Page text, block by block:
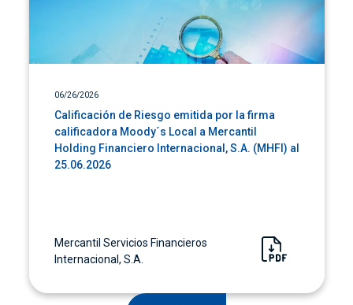
06/26/2026
Calificación de Riesgo emitida por la firma
calificadora Moody´s Local a Mercantil
Holding Financiero Internacional, S.A. (MHFI) al
25.06.2026
Mercantil Servicios Financieros
Internacional, S.A.